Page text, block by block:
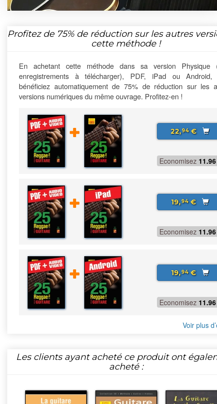
Profitez de 75%de réduction sur les autres
cette méthode !
En achetant cette méthode dans sa version Physique
enregistrements à télécharger), PDF, iPad ou Android,
bénéficiez automatiquement de 75% de réduction sur les
versions numériques du même ouvrage. Profitez-en !
22,94€
Economisez 11.96
19,94€
Economisez 11.96
19,94€
Economisez 11.96
Voir plus
Les clients ayant acheté ce produit ont
acheté :